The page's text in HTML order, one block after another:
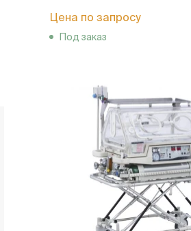
Цена по запросу
Под заказ